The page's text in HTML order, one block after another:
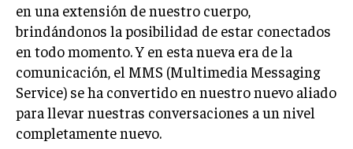
en una extensión de nuestro cuerpo,
brindándonos la posibilidad de estar conectados
en todo momento. Y en esta nueva era de la
comunicación, el MMS (Multimedia Messaging
Service) se ha convertido en nuestro nuevo aliado
para llevar nuestras conversaciones a un nivel
completamente nuevo.